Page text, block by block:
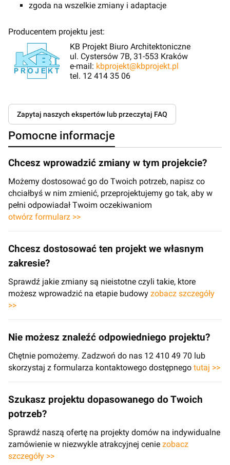
zgoda na wszelkie zmiany i adaptacje
Producentem projektu jest:
KB Projekt Biuro Architektoniczne
ul. Cystersów 7B, 31-553 Kraków
e-mail: kbprojekt@kbprojekt.pl
tel. 12 414 35 06
Zapytaj naszych ekspertów lub przeczytaj FAQ
Pomocne informacje
Chcesz wprowadzić zmiany w tym projekcie?
Możemy dostosować go do Twoich potrzeb, napisz co
chciałbyś w nim zmienić, przeprojektujemy go tak, aby w
pełni odpowiadał Twoim oczekiwaniom
otwórz formularz >>
Chcesz dostosować ten projekt we własnym
zakresie?
Sprawdź jakie zmiany są nieistotne czyli takie, ktore
możesz wprowadzić na etapie budowy zobacz szczegóły
>>
Nie możesz znaleźć odpowiedniego projektu?
Chętnie pomożemy. Zadzwoń do nas 12 410 49 70 lub
skorzystaj z formularza kontaktowego dostępnego tutaj >>
Szukasz projektu dopasowanego do Twoich
potrzeb?
Sprawdź naszą ofertę na projekty domów na indywidualne
zamówienie w niezwykle atrakcyjnej cenie zobacz
szczegóły >>